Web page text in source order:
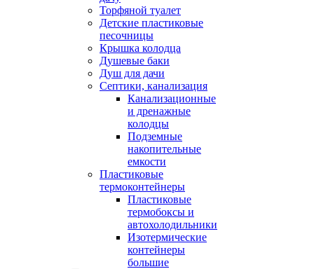
Торфяной туалет
Детские пластиковые
песочницы
Крышка колодца
Душевые баки
Душ для дачи
Септики, канализация
Канализационные
и дренажные
колодцы
Подземные
накопительные
емкости
Пластиковые
термоконтейнеры
Пластиковые
термобоксы и
автохолодильники
Изотермические
контейнеры
большие